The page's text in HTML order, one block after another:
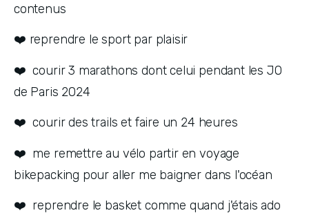
contenus
❤️ reprendre le sport par plaisir
❤️  courir 3 marathons dont celui pendant les JO
de Paris 2024
❤️  courir des trails et faire un 24 heures
❤️  me remettre au vélo partir en voyage
bikepacking pour aller me baigner dans l'océan
❤️  reprendre le basket comme quand j'étais ado